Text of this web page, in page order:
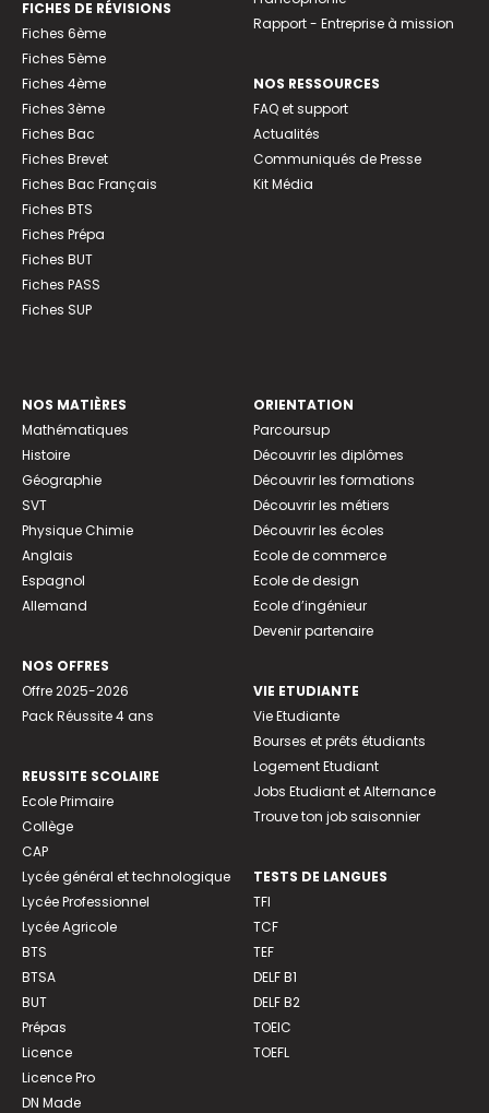
FICHES DE RÉVISIONS
Fiches 6ème
Fiches 5ème
Fiches 4ème
Fiches 3ème
Fiches Bac
Fiches Brevet
Fiches Bac Français
Fiches BTS
Fiches Prépa
Fiches BUT
Fiches PASS
Fiches SUP
Rapport - Entreprise à mission
NOS RESSOURCES
FAQ et support
Actualités
Communiqués de Presse
Kit Média
NOS MATIÈRES
Mathématiques
Histoire
Géographie
SVT
Physique Chimie
Anglais
Espagnol
Allemand
NOS OFFRES
Offre 2025-2026
Pack Réussite 4 ans
REUSSITE SCOLAIRE
Ecole Primaire
Collège
CAP
Lycée général et technologique
Lycée Professionnel
Lycée Agricole
BTS
BTSA
BUT
Prépas
Licence
Licence Pro
DN Made
ORIENTATION
Parcoursup
Découvrir les diplômes
Découvrir les formations
Découvrir les métiers
Découvrir les écoles
Ecole de commerce
Ecole de design
Ecole d’ingénieur
Devenir partenaire
VIE ETUDIANTE
Vie Etudiante
Bourses et prêts étudiants
Logement Etudiant
Jobs Etudiant et Alternance
Trouve ton job saisonnier
TESTS DE LANGUES
TFI
TCF
TEF
DELF B1
DELF B2
TOEIC
TOEFL